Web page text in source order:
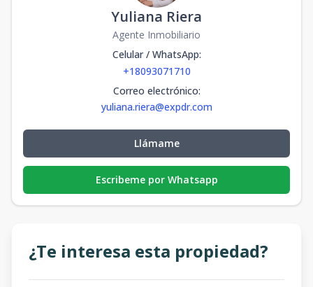
Yuliana Riera
Agente Inmobiliario
Celular / WhatsApp:
+18093071710
Correo electrónico:
yuliana.riera@expdr.com
Llámame
Escribeme por Whatsapp
¿Te interesa esta propiedad?